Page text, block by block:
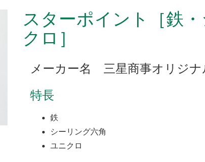
スターポイント［鉄
クロ］
メーカー名 三星商事オリジナ
特長
鉄
シーリング六角
ユニクロ